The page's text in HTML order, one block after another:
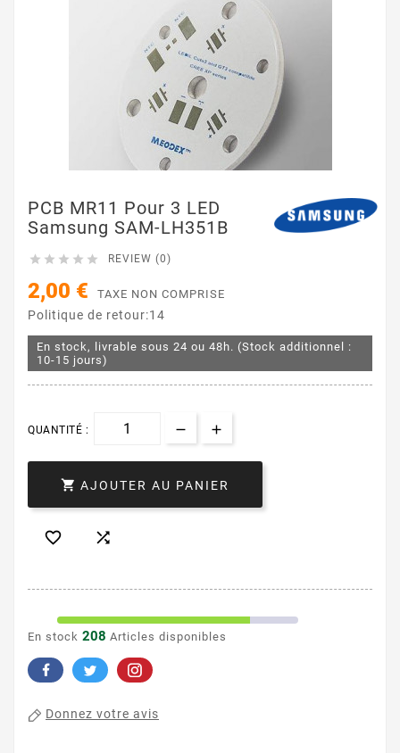
PCB MR11 Pour 3 LED
Samsung SAM-LH351B
     REVIEW (0)
2,00 € TAXE NON COMPRISE
Politique de retour:14
En stock, livrable sous 24 ou 48h. (Stock additionnel :
10-15 jours)
QUANTITÉ :
 AJOUTER AU PANIER
 
En stock 208 Articles disponibles
Donnez votre avis